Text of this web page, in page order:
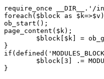
require_once __DIR__.'/
foreach($block as
ob_start();
page_content($k);
}
}